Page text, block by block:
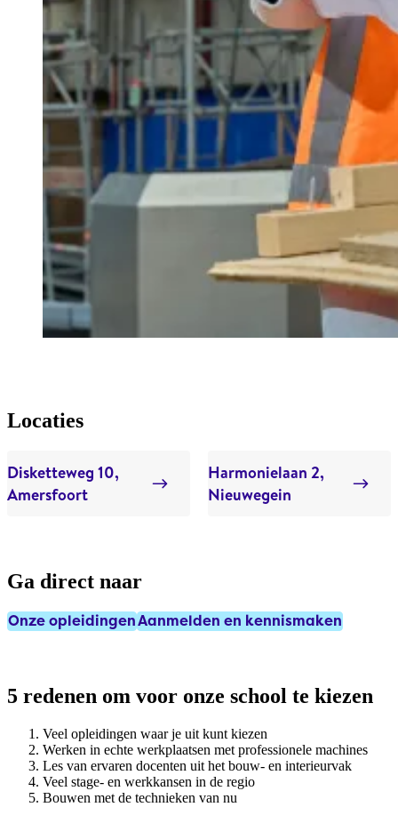
Locaties
Disketteweg 10,
Amersfoort
Harmonielaan 2,
Nieuwegein
Ga direct naar
Onze opleidingenAanmelden en kennismaken
5 redenen om voor onze school te kiezen
Veel opleidingen waar je uit kunt kiezen
Werken in echte werkplaatsen met professionele machines
Les van ervaren docenten uit het bouw- en interieurvak
Veel stage- en werkkansen in de regio
Bouwen met de technieken van nu